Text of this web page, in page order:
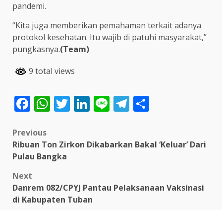
pandemi.
“Kita juga memberikan pemahaman terkait adanya
protokol kesehatan. Itu wajib di patuhi masyarakat,”
pungkasnya.(Team)
9 total views
Facebook
WhatsApp
Twitter
LinkedIn
LineTelegram
Post
navigation
Previous
Ribuan Ton Zirkon Dikabarkan Bakal ‘Keluar’ Dari
Pulau Bangka
Next
Danrem 082/CPYJ Pantau Pelaksanaan Vaksinasi
di Kabupaten Tuban